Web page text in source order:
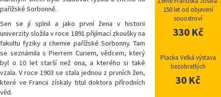
pařížské Sorbonně.
Sen se jí splnil a jako první žena v historii
univerzity složila v roce 1891 přijímací zkoušky na
fakultu fyziky a chemie pařížské Sorbonny. Tam
se seznámila s Pierrem Curiem, vědcem, který
byl o 10 let starší než ona, a kterého si také
vzala. V roce 1903 se stala jednou z prvních žen,
které ve Francii získaly titul doktora přírodních
věd.
150 let od objevení
souostroví
330 Kč
Placka Velká výstava
bezobratlých
30 Kč